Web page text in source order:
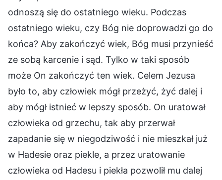
odnoszą się do ostatniego wieku. Podczas
ostatniego wieku, czy Bóg nie doprowadzi go do
końca? Aby zakończyć wiek, Bóg musi przynieść
ze sobą karcenie i sąd. Tylko w taki sposób
może On zakończyć ten wiek. Celem Jezusa
było to, aby człowiek mógł przeżyć, żyć dalej i
aby mógł istnieć w lepszy sposób. On uratował
człowieka od grzechu, tak aby przerwał
zapadanie się w niegodziwość i nie mieszkał już
w Hadesie oraz piekle, a przez uratowanie
człowieka od Hadesu i piekła pozwolił mu dalej